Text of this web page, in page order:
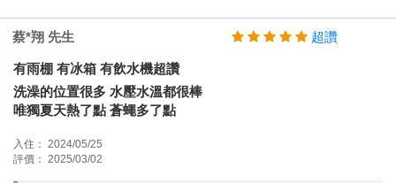
蔡*翔 先生 超讚
有雨棚 有冰箱 有飲水機超讚
洗澡的位置很多 水壓水溫都很棒
唯獨夏天熱了點 蒼蠅多了點
入住： 2024/05/25
評價： 2025/03/02